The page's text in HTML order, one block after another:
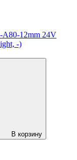
A80-12mm 24V
-)
В корзину